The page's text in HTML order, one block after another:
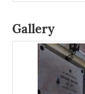
Gallery